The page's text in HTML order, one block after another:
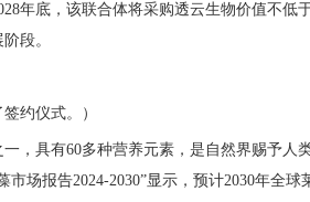
年底，该联合体将采购透云生物价值不低
段。
约仪式。）
，具有60多种营养元素，是自然界赐予人
市场报告2024-2030”显示，预计2030年全